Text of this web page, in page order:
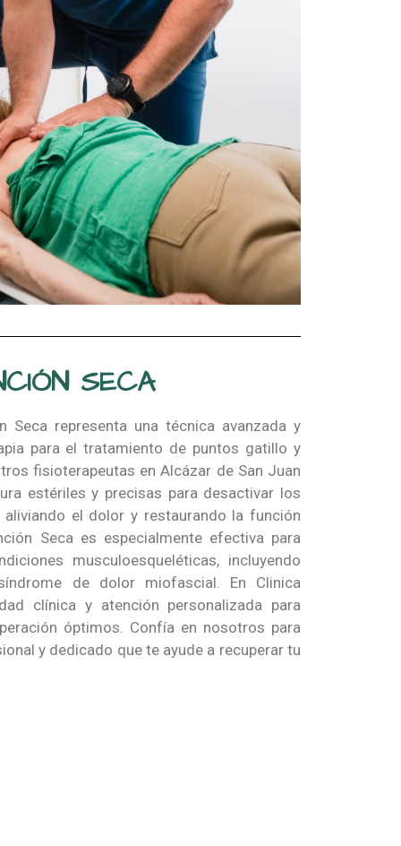
SECA
Seca representa una técnica avanzada y
para el tratamiento de puntos gatillo y
fisioterapeutas en Alcázar de San Juan
estériles y precisas para desactivar los
el dolor y restaurando la función
Seca es especialmente efectiva para
musculoesqueléticas, incluyendo
de dolor miofascial. En Clinica
clínica y atención personalizada para
óptimos. Confía en nosotros para
y dedicado que te ayude a recuperar tu